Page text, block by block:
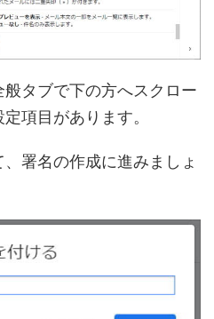
タブで下の方へスクロー
項目があります。
署名の作成に進みましょ